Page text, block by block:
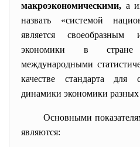
макроэкономическими, а
назвать «системой
является своеобразным
экономики в стране
международными
качестве стандарта для
динамики экономики разных
Основными
являются: